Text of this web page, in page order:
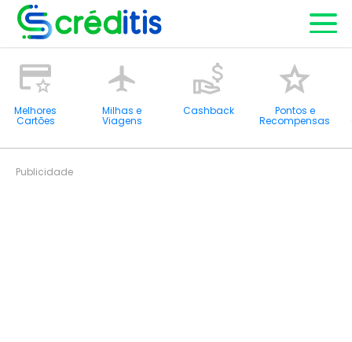
Melhores
Cartões
Milhas e
Viagens
Cashback Pontos e
Recompensas
Publicidade